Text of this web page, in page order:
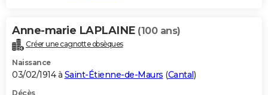
Anne-marie LAPLAINE (100 ans)
Créer une cagnotte obsèques
Naissance
03/02/1914 à Saint-Étienne-de-Maurs (Cantal)
Décès